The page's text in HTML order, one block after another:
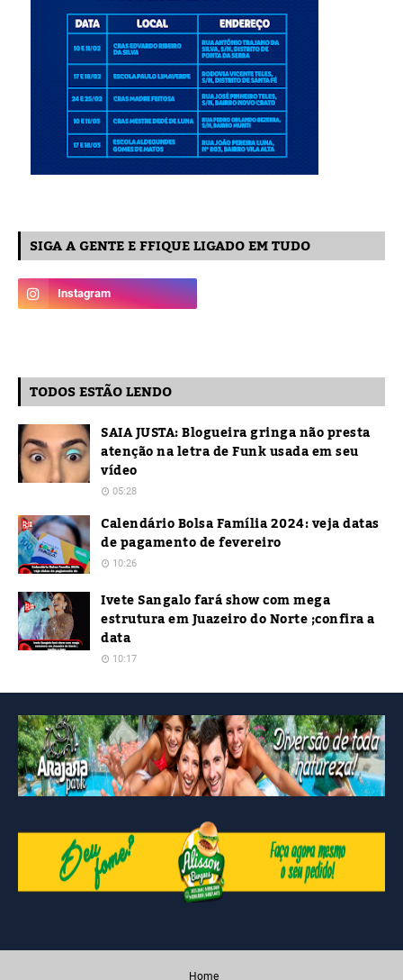
SIGA A GENTE E FFIQUE LIGADO EM TUDO
TODOS ESTÃO LENDO
SAIA JUSTA: Blogueira gringa não presta
atenção na letra de Funk usada em seu
vídeo
05:28
Calendário Bolsa Família 2024: veja datas
de pagamento de fevereiro
10:26
Ivete Sangalo fará show com mega
estrutura em Juazeiro do Norte ;confira a
data
10:17
Home